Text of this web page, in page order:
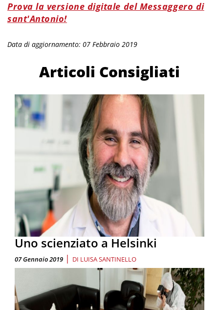
Prova la versione digitale del Messaggero di
sant'Antonio!
Data di aggiornamento: 07 Febbraio 2019
Articoli Consigliati
Uno scienziato a Helsinki
07 Gennaio 2019 | DI LUISA SANTINELLO